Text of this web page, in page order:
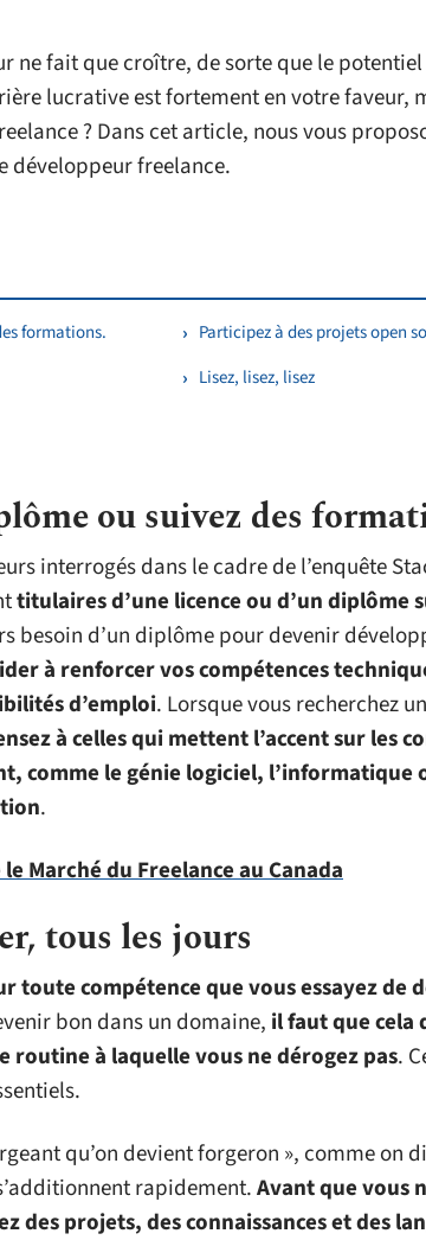
ne fait que croître, de sorte que le
lucrative est fortement en votre faveur,
? Dans cet article, nous vous
développeur freelance.
formations.
Participez à des projets open
Lisez, lisez, lisez
ou suivez des
interrogés dans le cadre de l’enquête
titulaires d’une licence ou d’un diplôme
besoin d’un diplôme pour devenir
à renforcer vos compétences
d’emploi. Lorsque vous recherchez
à celles qui mettent l’accent sur les
comme le génie logiciel, l’informatique
.
Marché du Freelance au Canada
tous les jours
toute compétence que vous essayez de
bon dans un domaine, il faut que cela
à laquelle vous ne dérogez pas.
qu’on devient forgeron », comme on
rapidement.Avant que vous
des projets, des connaissances et des